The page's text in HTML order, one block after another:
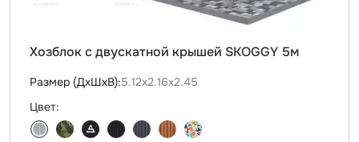
Хозблок с двускатной крышей SKOGGY 5м
Размер (ДxШxВ):5.12х2.16х2.45
Цвет: